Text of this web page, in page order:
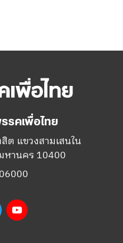
รคเพื่อไทย
ต แขวงสามเสนใน
หานคร 10400
Twitter